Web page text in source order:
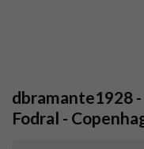
dbramante1928 -
Fodral -